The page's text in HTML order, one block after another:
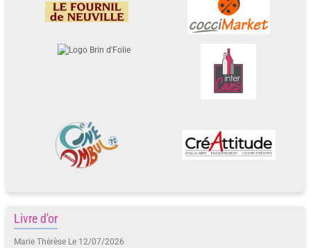
Livre d'or
Marie Thérèse Le 12/07/2026